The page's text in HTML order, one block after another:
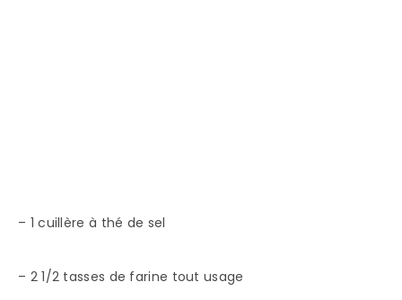
– 1 cuillère à thé de sel
– 2 1/2 tasses de farine tout usage